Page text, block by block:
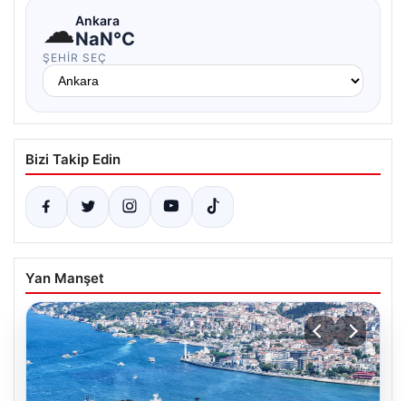
☁Ankara
NaN°C
ŞEHIR SEÇ
Bizi Takip Edin
Yan Manşet